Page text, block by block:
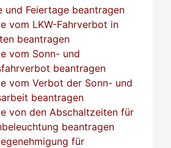
und Feiertage beantragen
vom LKW-Fahrverbot in
beantragen
vom Sonn- und
beantragen
vom Verbot der Sonn- und
beantragen
von den Abschaltzeiten für
beantragen
für